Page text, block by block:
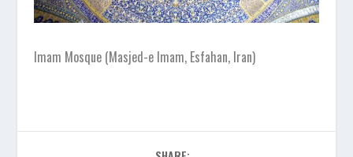
Imam Mosque (Masjed-e Imam, Esfahan, Iran)